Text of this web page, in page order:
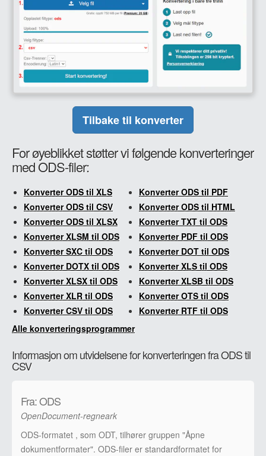
Tilbake til konverter
For øyeblikket støtter vi følgende konverteringer
med ODS-filer:
Konverter ODS til XLS
Konverter ODS til PDF
Konverter ODS til CSV
Konverter ODS til HTML
Konverter ODS til XLSX
Konverter TXT til ODS
Konverter XLSM til ODS
Konverter PDF til ODS
Konverter SXC til ODS
Konverter DOT til ODS
Konverter DOTX til ODS
Konverter XLS til ODS
Konverter XLSX til ODS
Konverter XLSB til ODS
Konverter XLR til ODS
Konverter OTS til ODS
Konverter CSV til ODS
Konverter RTF til ODS
Alle konverteringsprogrammer
Informasjon om utvidelsene for konverteringen fra ODS til
CSV
Fra: ODS
OpenDocument-regneark
ODS-formatet , som ODT, tilhører gruppen "Åpne
dokumentformater". ODS-filer er standardformatet for